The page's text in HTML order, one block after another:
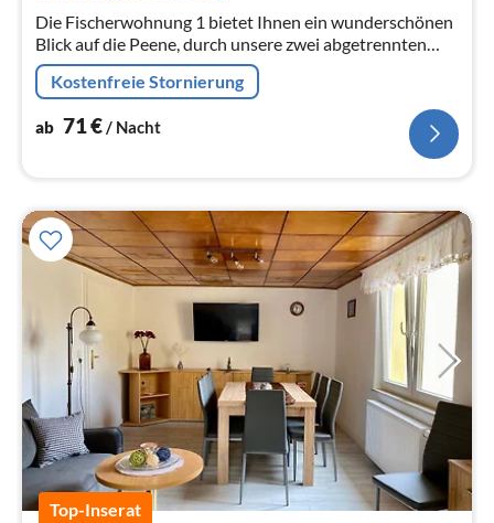
Die Fischerwohnung 1 bietet Ihnen ein wunderschönen
Blick auf die Peene, durch unsere zwei abgetrennten
Terrassen verpassen Sie weder den Sonnenaufgang,
noch den Sonnenuntergang.
Kostenfreie Stornierung
ab 71€ / Nacht
Top-Inserat